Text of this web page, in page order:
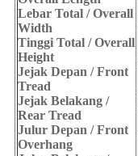
Lebar Total / Overall
Width
Tinggi Total / Overall
Height
Jejak Depan / Front
Tread
Jejak Belakang /
Rear Tread
Julur Depan / Front
Overhang